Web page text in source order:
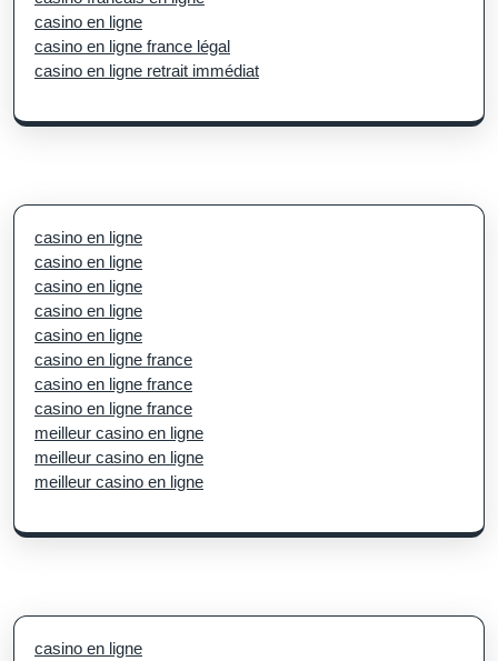
casino en ligne
casino en ligne france légal
casino en ligne retrait immédiat
casino en ligne
casino en ligne
casino en ligne
casino en ligne
casino en ligne
casino en ligne france
casino en ligne france
casino en ligne france
meilleur casino en ligne
meilleur casino en ligne
meilleur casino en ligne
casino en ligne